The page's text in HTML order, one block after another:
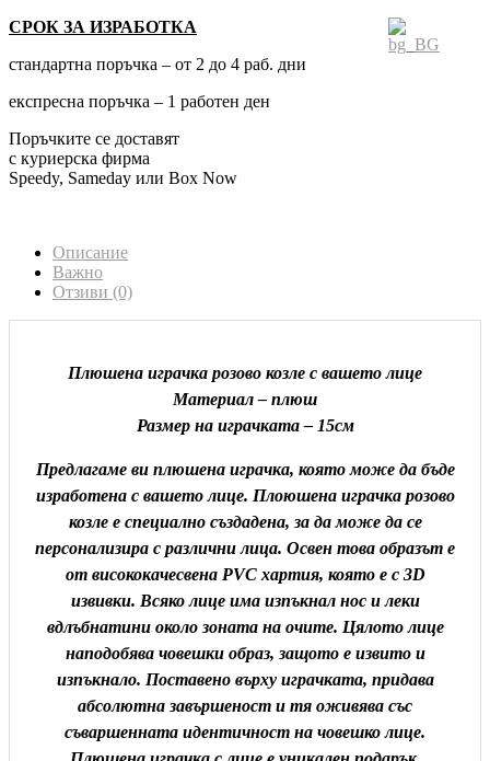
СРОК ЗА ИЗРАБОТКА
стандартна поръчка – от 2 до 4 раб. дни
експресна поръчка – 1 работен ден
Поръчките се доставят
с куриерска фирма
Speedy, Sameday или Box Now
Описание
Важно
Отзиви (0)
Плюшена играчка розово козле с вашето лице
Материал – плюш
Размер на играчката – 15см
Предлагаме ви плюшена играчка, която може да бъде
изработена с вашето лице. Плоюшена играчка розово
козле е специално създадена, за да може да се
персонализира с различни лица. Освен това образът е
от висококачесвена PVC хартия, която е с 3D
извивки. Всяко лице има изпъкнал нос и леки
вдлъбнатини около зоната на очите. Цялото лице
наподобява човешки образ, защото е извито и
изпъкнало. Поставено върху играчката, придава
абсолютна завършеност и тя оживява със
съваршенната идентичност на човешко лице.